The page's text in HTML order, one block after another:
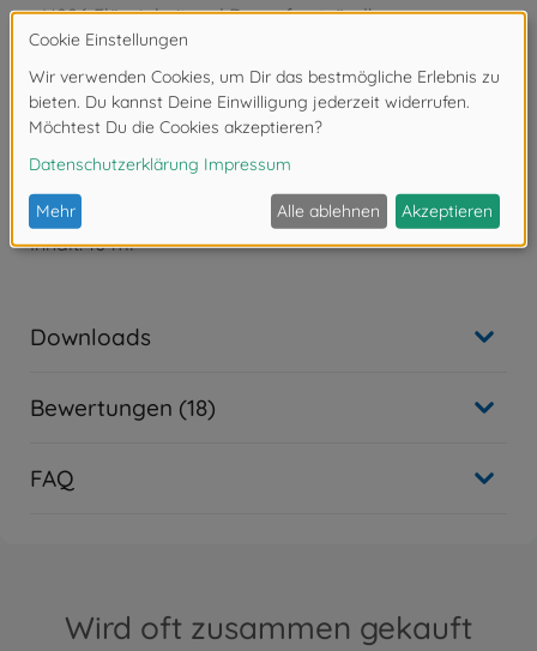
- H226 Flüssigkeit und Dampf entzündbar.
- H318 Verursacht schwere Augenschäden.
- H336 Kann Schläfrigkeit und Benommenheit
verursachen.
- H373 Kann die Organe schädigen bei längerer oder
wiederholter Exposition.
Tamiya XF-Acrylfarbe
XF-16 Aliminium matt
Inhalt: 10 ml
Downloads
Bewertungen (18)
FAQ
Wird oft zusammen gekauft